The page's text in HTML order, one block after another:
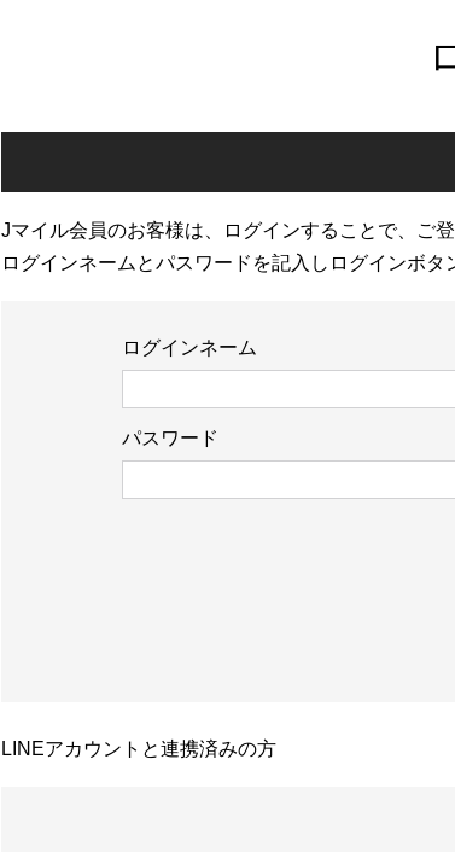
Jマイル会員のお客様は、ログインすることで、ご
ログインネームとパスワードを記入しログインボタ
ログインネーム
パスワード
LINEアカウントと連携済みの方